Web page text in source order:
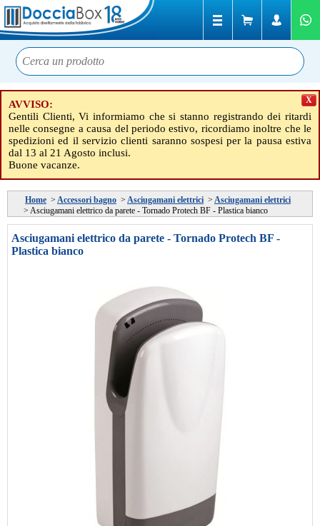
AVVISO:
Gentili Clienti, Vi informiamo che si stanno registrando dei ritardi
nelle consegne a causa del periodo estivo, ricordiamo inoltre che le
spedizioni ed il servizio clienti saranno sospesi per la pausa estiva
dal 13 al 21 Agosto inclusi.
Buone vacanze.
X
Home > Accessori bagno > Asciugamani elettrici > Asciugamani elettrici
> Asciugamani elettrico da parete - Tornado Protech BF - Plastica bianco
Asciugamani elettrico da parete - Tornado Protech BF -
Plastica bianco